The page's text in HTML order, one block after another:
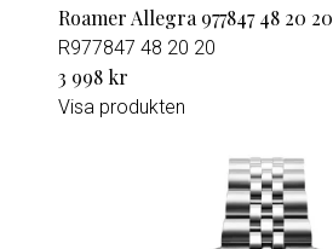
Roamer Allegra 977847 48 20 20
R977847 48 20 20
3 998 kr
Visa produkten